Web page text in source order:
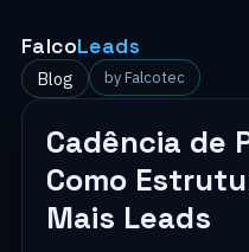
FalcoLeads
Blog by Falcotec
Cadência de
Como
Mais Leads